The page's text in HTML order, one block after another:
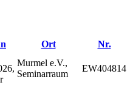
Ort
Nr.
Murmel e.V.,
Seminarraum
EW404814